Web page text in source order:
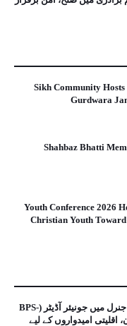
Sikh Community
Gurdwara
Shahbaz Bhatti
Youth Conference 2026
Christian Youth
آفس آف دی ملٹری اکاؤنٹنٹ جنرل میں جونیئر آڈیٹر (BPS-
اعلان، اقلیتی امیدواروں کے لیے